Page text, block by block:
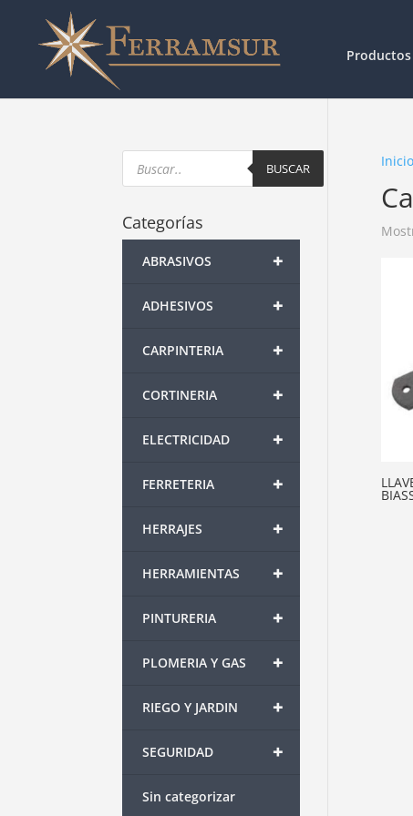
Productos
Inicio
Products
search BUSCAR
Categorías
+
ABRASIVOS
+
ADHESIVOS
+
CARPINTERIA
+
CORTINERIA
+
ELECTRICIDAD
+
FERRETERIA
+
HERRAJES
+
HERRAMIENTAS
+
PINTURERIA
+
PLOMERIA Y GAS
+
RIEGO Y JARDIN
+
SEGURIDAD
Sin categorizar